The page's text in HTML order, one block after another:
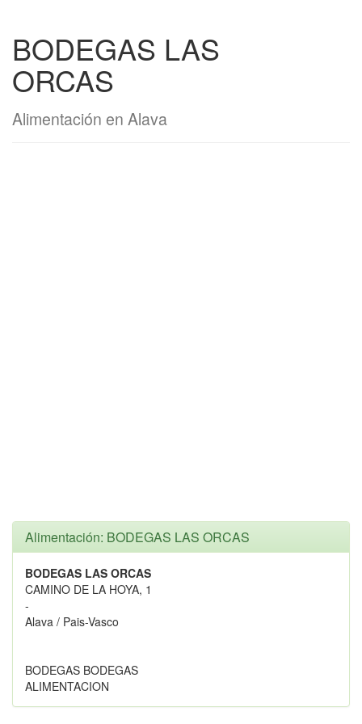
BODEGAS LAS
ORCAS
Alimentación en Alava
Alimentación: BODEGAS LAS ORCAS
BODEGAS LAS ORCAS
CAMINO DE LA HOYA, 1
-
Alava / Pais-Vasco
BODEGAS BODEGAS
ALIMENTACION